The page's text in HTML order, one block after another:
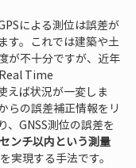
による測位は誤差が
す。これでは建築や土
が不十分ですが、近年
Time
ば状況が一変しま
らの誤差補正情報をリ
、GNSS測位の誤差を
ンチ以内という測量
実現する手法です。